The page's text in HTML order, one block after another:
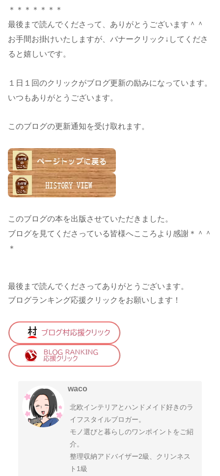
＊＊＊＊＊＊＊
最後まで読んでくださって、ありがとうございます＾＾
お手間お掛けいたしますが、バナークリック↓してくださ
ると嬉しいです。
１日１回のクリックがブログ更新の励みになっています。
いつもありがとうございます。
このブログの更新通知を受け取れます。
このブログの本を出版させていただきました。
ブログを見てくださっている皆様へこころより感謝＊＾＾
＊
最後まで読んでくださってありがとうございます。
ブログランキング応援クリックをお願いします！
waco
北欧インテリアとハンドメイド好きのラ
イフスタイルブロガー。
モノ選びと暮らしのワンポイントをご紹
介。
整理収納アドバイザー2級、クリンネス
ト1級